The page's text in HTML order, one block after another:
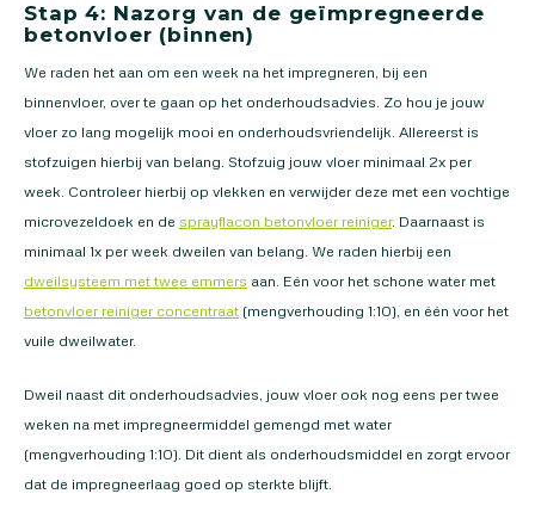
Stap 4: Nazorg van de geïmpregneerde
betonvloer (binnen)
We raden het aan om een week na het impregneren, bij een
binnenvloer, over te gaan op het onderhoudsadvies. Zo hou je jouw
vloer zo lang mogelijk mooi en onderhoudsvriendelijk. Allereerst is
stofzuigen hierbij van belang. Stofzuig jouw vloer minimaal 2x per
week. Controleer hierbij op vlekken en verwijder deze met een vochtige
microvezeldoek en de sprayflacon betonvloer reiniger. Daarnaast is
minimaal 1x per week dweilen van belang. We raden hierbij een
dweilsysteem met twee emmers aan. Eén voor het schone water met
betonvloer reiniger concentraat (mengverhouding 1:10), en één voor het
vuile dweilwater.
Dweil naast dit onderhoudsadvies, jouw vloer ook nog eens per twee
weken na met impregneermiddel gemengd met water
(mengverhouding 1:10). Dit dient als onderhoudsmiddel en zorgt ervoor
dat de impregneerlaag goed op sterkte blijft.